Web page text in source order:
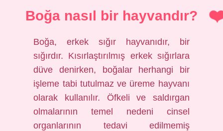
Boğa nasıl bir hayvandır?
Boğa, erkek sığır hayvanıdır, bir
sığırdır. Kısırlaştırılmış erkek sığırlara
düve denirken, boğalar herhangi bir
işleme tabi tutulmaz ve üreme hayvanı
olarak kullanılır. Öfkeli ve saldırgan
olmalarının temel nedeni cinsel
organlarının tedavi edilmemiş